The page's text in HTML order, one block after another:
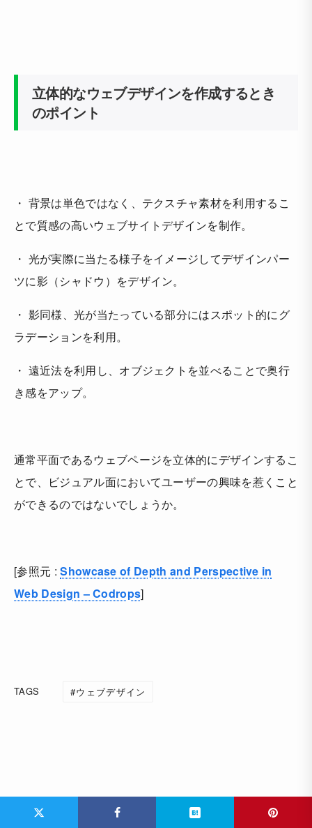
立体的なウェブデザインを作成するとき
のポイント
・ 背景は単色ではなく、テクスチャ素材を利用するこ
とで質感の高いウェブサイトデザインを制作。
・ 光が実際に当たる様子をイメージしてデザインパー
ツに影（シャドウ）をデザイン。
・ 影同様、光が当たっている部分にはスポット的にグ
ラデーションを利用。
・ 遠近法を利用し、オブジェクトを並べることで奥行
き感をアップ。
通常平面であるウェブページを立体的にデザインするこ
とで、ビジュアル面においてユーザーの興味を惹くこと
ができるのではないでしょうか。
[参照元 :Showcase of Depth and Perspective in
Web Design – Codrops]
TAGS ウェブデザイン